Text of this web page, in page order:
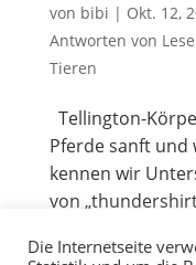
von bibi | Okt. 12,
Antworten von
Tieren
Tel­ling­ton-
Pfer­de sanft
ken­nen wir
von
se...
Die Internetseite